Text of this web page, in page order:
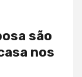
são
nos